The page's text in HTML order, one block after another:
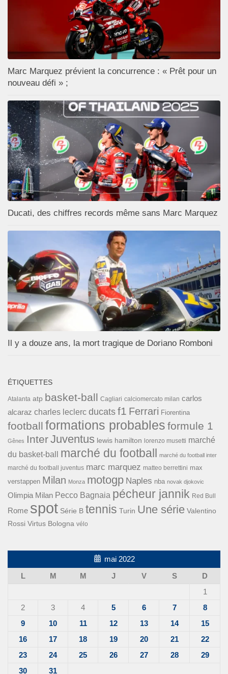
Marc Marquez prévient la concurrence : « Prêt pour un
nouveau défi » ;
Ducati, des chiffres records même sans Marc Marquez
Il y a douze ans, la mort tragique de Doriano Romboni
ÉTIQUETTES
Atalanta atp basket-ball Cagliari calciomercato milan carlos
alcaraz charles leclerc ducats f1 Ferrari Fiorentina
football formations probables formule 1
Gênes InterJuventus lewis hamilton lorenzo musetti marché
du basket-ball
marché du football marché du football inter
marché du football juventus marc marquez matteo berrettini max
verstappen Milan Monza motogp Naples nba novak djokovic
Olimpia Milan Pecco Bagnaia pécheur jannik Red Bull
Rome spot Série B tennis Turin Une série Valentino
Rossi Virtus Bologna vélo
mai 2022
L
M M J V S
D
1
2
3 4 5 6 7
8
9
10 11 12 13 14
15
16
17 18 19 20 21
22
23
24 25 26 27 28
29
30
31